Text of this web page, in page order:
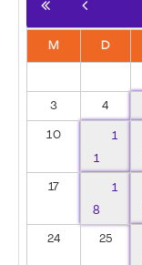
M D
3 4
10
1
1
17
1
8
24 25